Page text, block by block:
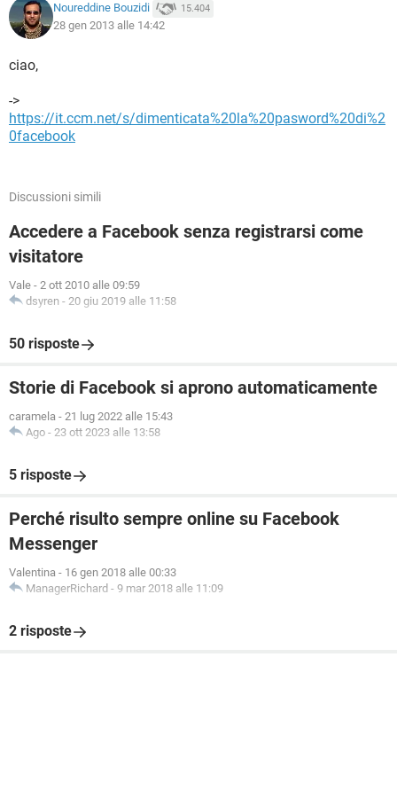
Noureddine Bouzidi 15.404
28 gen 2013 alle 14:42
ciao,
->
https://it.ccm.net/s/dimenticata%20la%20pasword%20di%2
0facebook
Discussioni simili
Accedere a Facebook senza registrarsi come
visitatore
Vale - 2 ott 2010 alle 09:59
dsyren - 20 giu 2019 alle 11:58
50 risposte
Storie di Facebook si aprono automaticamente
caramela - 21 lug 2022 alle 15:43
Ago - 23 ott 2023 alle 13:58
5 risposte
Perché risulto sempre online su Facebook
Messenger
Valentina - 16 gen 2018 alle 00:33
ManagerRichard - 9 mar 2018 alle 11:09
2 risposte